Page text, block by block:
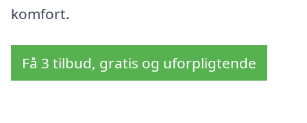
komfort.
Få 3 tilbud, gratis og uforpligtende